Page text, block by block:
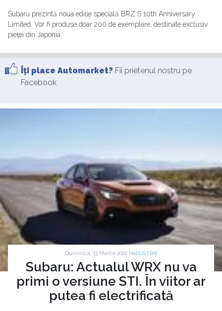
Subaru prezintă noua ediție specială BRZ S 10th Anniversary
Limited. Vor fi produse doar 200 de exemplare, destinate exclusiv
pieței din Japonia.
Îţi place Automarket? Fii prietenul nostru pe
Facebook
Duminica, 13 Martie 2022 | INDUSTRIE
Subaru: Actualul WRX nu va
primi o versiune STI. În viitor ar
putea fi electrificată